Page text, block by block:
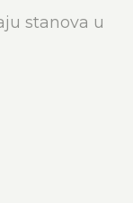
stanova u